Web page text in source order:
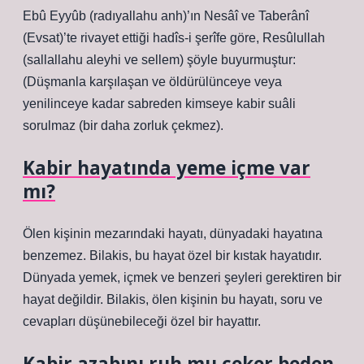
Ebû Eyyûb (radıyallahu anh)’ın Nesâî ve Taberânî
(Evsat)’te rivayet ettiği hadîs-i şerîfe göre, Resûlullah
(sallallahu aleyhi ve sellem) şöyle buyurmuştur:
(Düşmanla karşılaşan ve öldürülünceye veya
yenilinceye kadar sabreden kimseye kabir suâli
sorulmaz (bir daha zorluk çekmez).
Kabir hayatında yeme içme var
mı?
Ölen kişinin mezarındaki hayatı, dünyadaki hayatına
benzemez. Bilakis, bu hayat özel bir kıstak hayatıdır.
Dünyada yemek, içmek ve benzeri şeyleri gerektiren bir
hayat değildir. Bilakis, ölen kişinin bu hayatı, soru ve
cevapları düşünebileceği özel bir hayattır.